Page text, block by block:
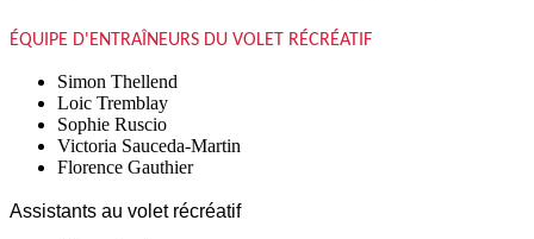
ÉQUIPE D'ENTRAÎNEURS DU VOLET RÉCRÉATIF
Simon Thellend
Loic Tremblay
Sophie Ruscio
Victoria Sauceda-Martin
Florence Gauthier
Assistants au volet récréatif